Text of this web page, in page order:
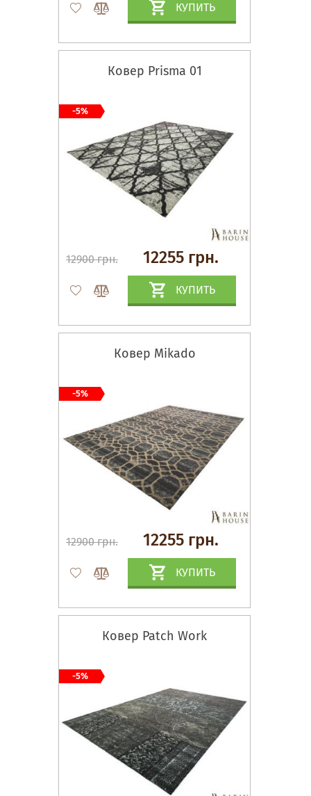
КУПИТЬ
Ковер Prisma 01
12900 грн. 12255 грн.
КУПИТЬ
-5%
Ковер Mikado
12900 грн. 12255 грн.
КУПИТЬ
-5%
Ковер Patch Work
-5%